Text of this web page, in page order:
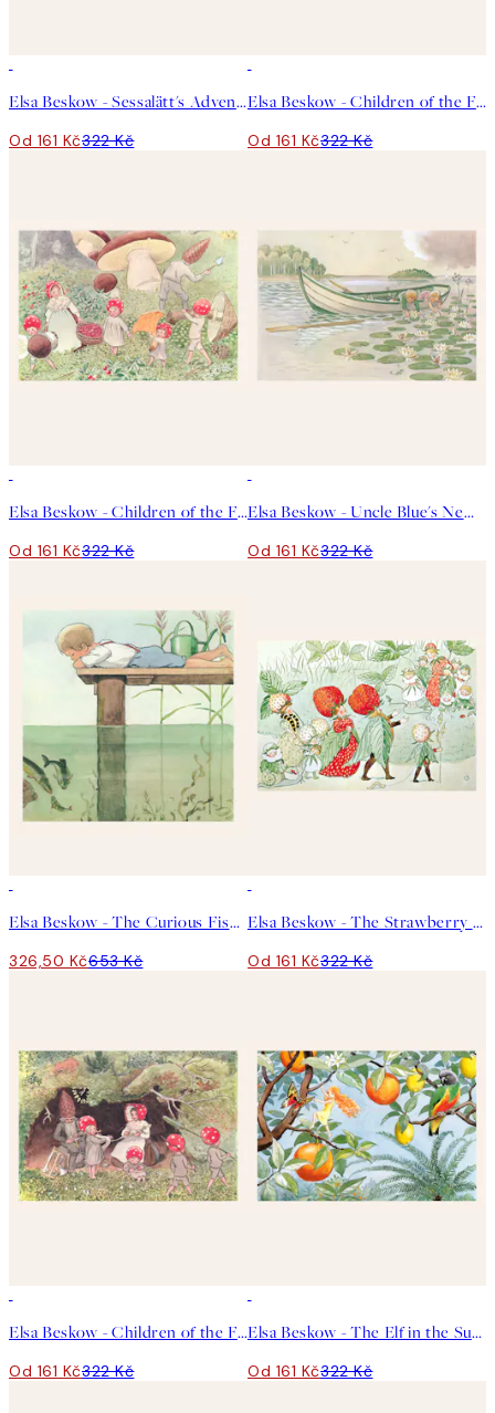
Elsa Beskow - Sessalätt's Adventure Plakát
Od 161 Kč322 Kč
Elsa Beskow - Children of the Forest No2 Plakát
Od 161 Kč322 Kč
Elsa Beskow - Children of the Forest No3 Plakát
Od 161 Kč322 Kč
Elsa Beskow - Uncle Blue's New Boat Plakát
Od 161 Kč322 Kč
Elsa Beskow - The Curious Fish Plakát
326,50 Kč653 Kč
Elsa Beskow - The Strawberry Family Plakát
Od 161 Kč322 Kč
Elsa Beskow - Children of the Forest No1 Plakát
Od 161 Kč322 Kč
Elsa Beskow - The Elf in the Sun Land Plakát
Od 161 Kč322 Kč